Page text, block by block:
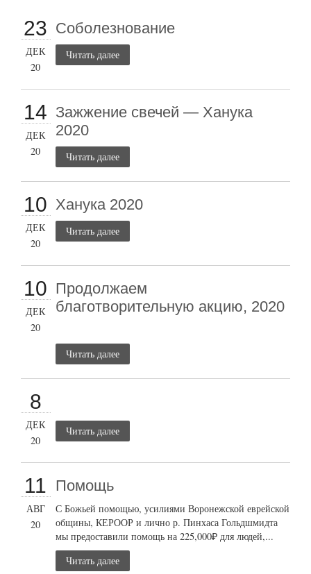
23
ДЕК
20
Соболезнование
Читать далее
14
ДЕК
20
Зажжение свечей — Ханука
2020
Читать далее
10
ДЕК
20
Ханука 2020
Читать далее
10
ДЕК
20
Продолжаем
благотворительную акцию, 2020
Читать далее
8
ДЕК
20
Читать далее
11
АВГ
20
Помощь
С Божьей помощью, усилиями Воронежской еврейской
общины, КЕРООР и лично р. Пинхаса Гольдшмидта
мы предоставили помощь на 225,000₽ для людей,...
Читать далее